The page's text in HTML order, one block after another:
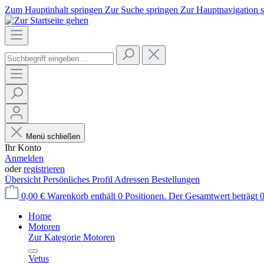
Zum Hauptinhalt springen Zur Suche springen Zur Hauptnavigation
Menü schließen
Ihr Konto
Anmelden
oderregistrieren
Übersicht Persönliches Profil Adressen Bestellungen
0,00 € Warenkorb enthält 0 Positionen. Der Gesamtwert beträgt
Home
Motoren
Zur Kategorie Motoren
Vetus